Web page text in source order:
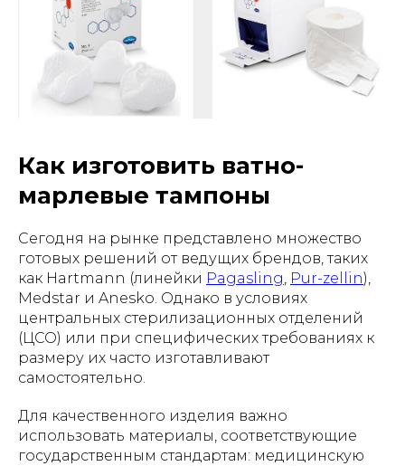
Как изготовить ватно-
марлевые тампоны
Сегодня на рынке представлено множество
готовых решений от ведущих брендов, таких
как Hartmann (линейки Pagasling, Pur-zellin),
Medstar и Anesko. Однако в условиях
центральных стерилизационных отделений
(ЦСО) или при специфических требованиях к
размеру их часто изготавливают
самостоятельно.
Для качественного изделия важно
использовать материалы, соответствующие
государственным стандартам: медицинскую